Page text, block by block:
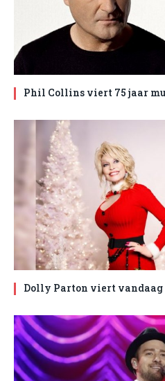
Phil Collins viert 75 jaar
Dolly Parton viert vandaag